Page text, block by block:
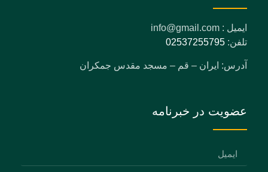
ایمیل : info@gmail.com
تلفن: 02537255795
آدرس: ایران – قم – مسجد مقدس جمکران
عضویت در خبرنامه